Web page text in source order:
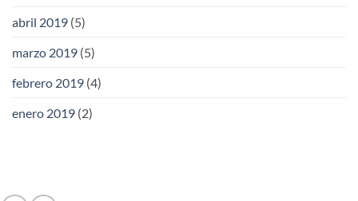
abril 2019 (5)
marzo 2019 (5)
febrero 2019 (4)
enero 2019 (2)